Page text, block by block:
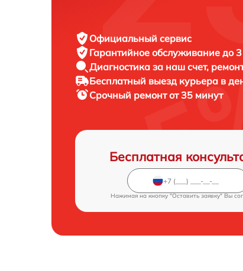
Официальный сервис
Гарантийное обслуживание до 3
Диагностика за наш счет,
Бесплатный выезд курьера в
Срочный ремонтот 35 минут
Бесплатная
Нажимая на кнопку "Оставить заявку" Вы